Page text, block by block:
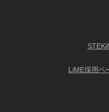
LiME採用ペ